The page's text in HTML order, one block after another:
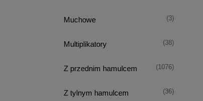
Muchowe (3)
Multiplikatory (38)
Z przednim hamulcem (1076)
Z tylnym hamulcem (36)